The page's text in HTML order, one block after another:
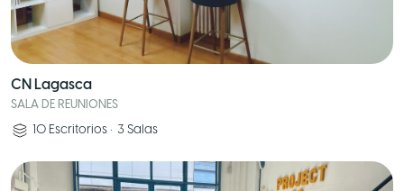
CN Lagasca
SALA DE REUNIONES
10 Escritorios • 3 Salas